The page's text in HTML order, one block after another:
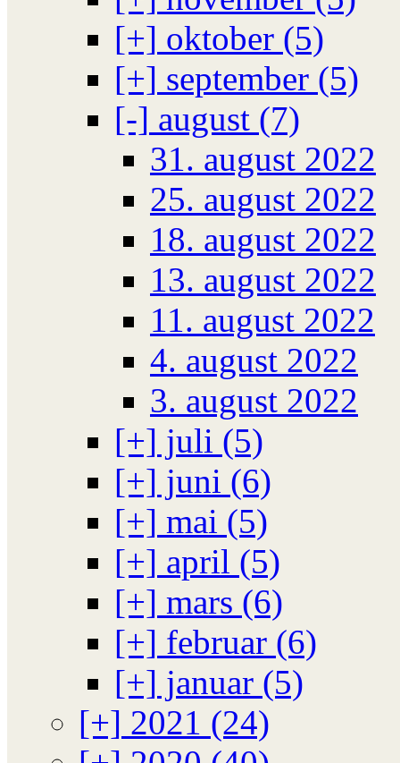
[+] oktober (5)
[+] september (5)
[-] august (7)
31. august 2022
25. august 2022
18. august 2022
13. august 2022
11. august 2022
4. august 2022
3. august 2022
[+] juli (5)
[+] juni (6)
[+] mai (5)
[+] april (5)
[+] mars (6)
[+] februar (6)
[+] januar (5)
[+] 2021 (24)